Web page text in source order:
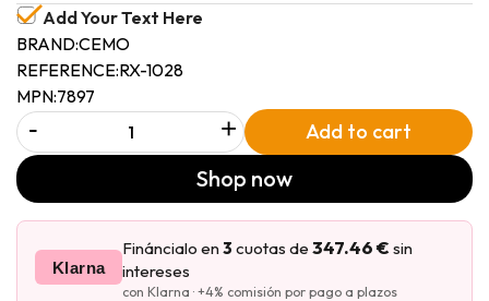
Add Your Text Here
BRAND:CEMO
REFERENCE:RX-1028
MPN:7897
- + Add to cart
Shop now
Klarna
Fináncialo en3 cuotas de 347.46 € sin
intereses
con Klarna · +4% comisión por pago a plazos